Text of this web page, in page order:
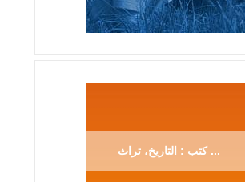
كتب : التاريخ، تراث ...